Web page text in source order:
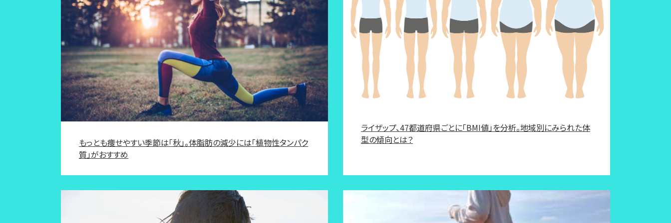
もっとも痩せやすい季節は「秋」。体脂肪の減少には「植物性タンパク
質」がおすすめ
ライザップ、47都道府県ごとに「BMI値」を分析。地域別にみられた体
型の傾向とは？